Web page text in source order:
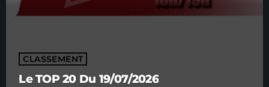
CLASSEMENT
Le TOP 20 Du 19/07/2026